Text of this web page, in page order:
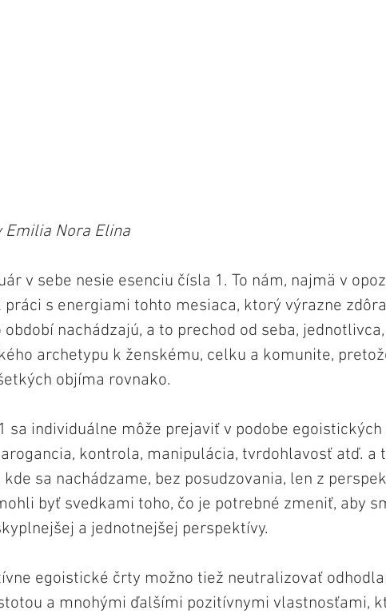
Emilia Nora Elina
v sebe nesie esenciu čísla 1. To nám, najmä v
práci s energiami tohto mesiaca, ktorý výrazne
nachádzajú, a to prechod od seba,
archetypu k ženskému, celku a komunite,
objíma rovnako.
sa individuálne môže prejaviť v podobe
kontrola, manipulácia, tvrdohlavosť atď. a
kde sa nachádzame, bez posudzovania, len z
byť svedkami toho, čo je potrebné zmeniť, aby
a jednotnejšej perspektívy.
egoistické črty možno tiež neutralizovať
a mnohými ďalšími pozitívnymi vlastnosťami,